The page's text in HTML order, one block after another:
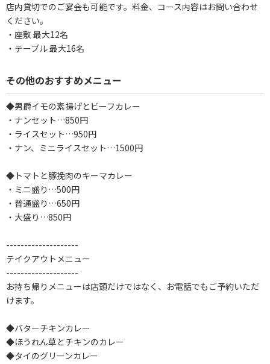
店内貸切でのご宴会も可能です。料金、コース内容はお問い合わせ
ください。
・座敷 最大12名
・テーブル 最大16名
その他のおすすめメニュー
◆男爵イモの素揚げとビーフカレー
・ナンセット…850円
・ライスセット…950円
・ナン、ミニライスセット…1500円
◆トマトと豚挽肉のキーマカレー
・ミニ盛り…500円
・普通盛り…650円
・大盛り…850円
--------------------
テイクアウトメニュー
--------------------
お持ち帰りメニューは店頭だけではなく、お電話でもご予約いただ
けます。
◆バターチキンカレー
◆ほうれん草とチキンのカレー
◆タイのグリーンカレー